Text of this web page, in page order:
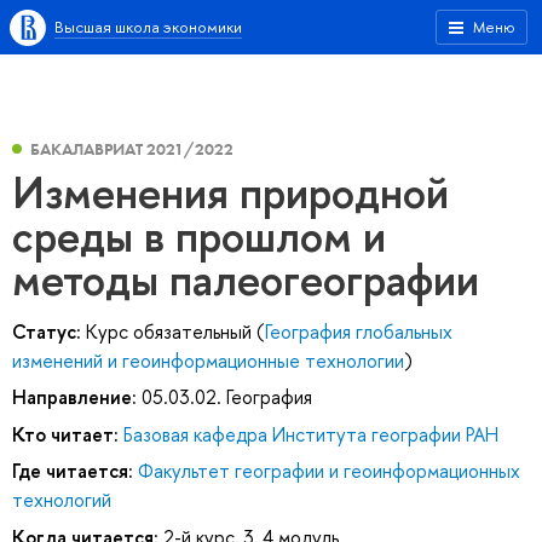
Меню
Высшая школа экономики
БАКАЛАВРИАТ 2021/2022
Изменения природной
среды в прошлом и
методы палеогеографии
Статус: Курс обязательный (География глобальных
изменений и геоинформационные технологии)
Направление: 05.03.02. География
Кто читает: Базовая кафедра Института географии РАН
Где читается: Факультет географии и геоинформационных
технологий
Когда читается: 2-й курс, 3, 4 модуль